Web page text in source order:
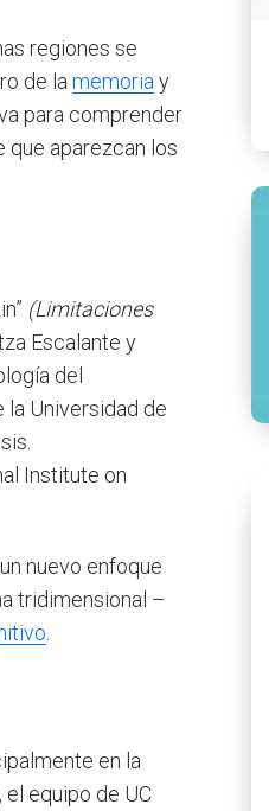
regiones se
de la memoria y
para comprender
que aparezcan los
(Limitaciones
Escalante y
del
la Universidad de
Institute on
nuevo enfoque
tridimensional –
.
en la
equipo de UC